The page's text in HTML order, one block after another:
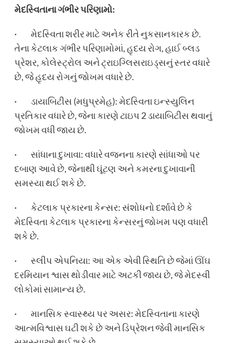
મેદસ્વિતાના ગંભીર પરિણામો:
· મેદસ્વિતા શરીર માટે અનેક રીતે નુકસાનકારક છે.
તેના કેટલાક ગંભીર પરિણામોમાં, હૃદય રોગ, હાઈ બ્લડ
પ્રેશર, કોલેસ્ટ્રોલ અને ટ્રાઇગ્લિસરાઇડ્સનું સ્તર વધારે
છે, જે હૃદય રોગનું જોખમ વધારે છે.
· ડાયાબિટીસ (મધુપ્રમેહ): મેદસ્વિતા ઇન્સ્યુલિન
પ્રતિકાર વધારે છે, જેના કારણે ટાઇપ 2 ડાયાબિટીસ થવાનું
જોખમ વધી જાય છે.
· સાંધાના દુખાવા: વધારે વજનના કારણે સાંધાઓ પર
દબાણ આવે છે, જેનાથી ઘૂંટણ અને કમરના દુખાવાની
સમસ્યા થઈ શકે છે.
· કેટલાક પ્રકારના કેન્સર: સંશોધનો દર્શાવે છે કે
મેદસ્વિતા કેટલાક પ્રકારના કેન્સરનું જોખમ પણ વધારી
શકે છે.
· સ્લીપ એપનિયા: આ એક એવી સ્થિતિ છે જેમાં ઊંઘ
દરમિયાન શ્વાસ થોડીવાર માટે અટકી જાય છે, જે મેદસ્વી
લોકોમાં સામાન્ય છે.
· માનસિક સ્વાસ્થ્ય પર અસર: મેદસ્વિતાના કારણે
આત્મવિશ્વાસ ઘટી શકે છે અને ડિપ્રેશન જેવી માનસિક